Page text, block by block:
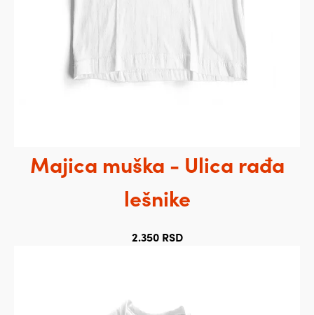
Majica muška - Ulica rađa
lešnike
2.350 RSD